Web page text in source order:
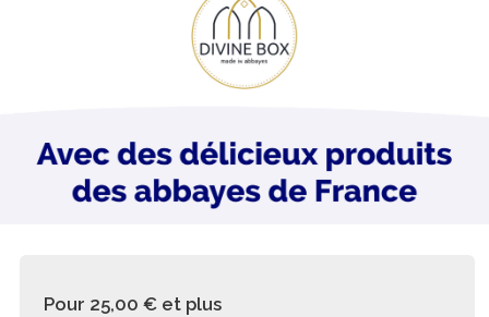
Pour 25,00 € et plus